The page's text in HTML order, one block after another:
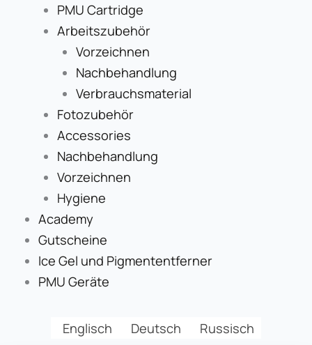
PMU Cartridge
Arbeitszubehör
Vorzeichnen
Nachbehandlung
Verbrauchsmaterial
Fotozubehör
Accessories
Nachbehandlung
Vorzeichnen
Hygiene
Academy
Gutscheine
Ice Gel und Pigmententferner
PMU Geräte
Englisch Deutsch Russisch